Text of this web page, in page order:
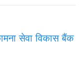
सेवा विकास बैंक